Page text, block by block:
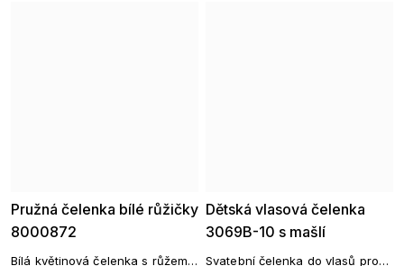
Pružná čelenka bílé růžičky
8000872
Bílá květinová čelenka s růžemi
Dětská vlasová čelenka
3069B-10 s mašlí
Svatební čelenka do vlasů pro